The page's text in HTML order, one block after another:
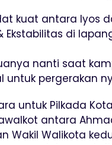
kuat antara Iyos
Ekstabilitas di
nanti saat
untuk pergerakan
untuk Pilkada
antara
Wakil Walikota